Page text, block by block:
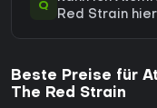
Q
Red Strain
Beste Preise für
The Red Strain